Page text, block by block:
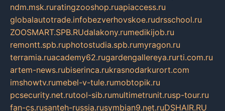
ndm.msk.ruratingzooshop.ruapiaccess.ru
globalautotrade.infobezverhovskoe.rudrsschool.ru
ZOOSMART.SPB.RUdalakony.rumedikijob.ru
remontt.spb.ruphotostudia.spb.rumyragon.ru
terramia.ruacademy62.rugardengallereya.rurti.com.ru
artem-news.rubiserinca.rukrasnodarkurort.com
imshowtv.rumebel-v-tule.rumobtopik.ru
pcsecurity.net.rutool-sib.rumultimetrunit.rusp-tour.ru
fan-cs.rusanteh-russia.rusymbian9.net.ruDSHAIR.RU